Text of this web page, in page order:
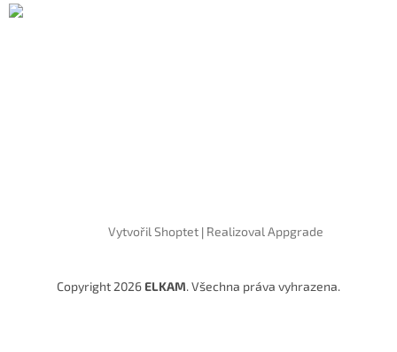
Vytvořil Shoptet| Realizoval Appgrade
Copyright 2026 ELKAM. Všechna práva vyhrazena.